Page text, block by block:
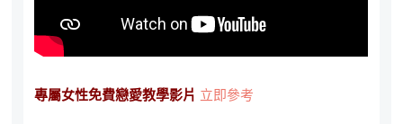
專屬女性免費戀愛教學影片 立即參考